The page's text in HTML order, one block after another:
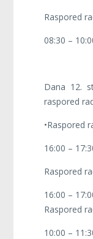
Raspored
08:30 –
Dana 12.
raspored
•Raspored
16:00 –
Raspored
16:00 –
Raspored
10:00 –